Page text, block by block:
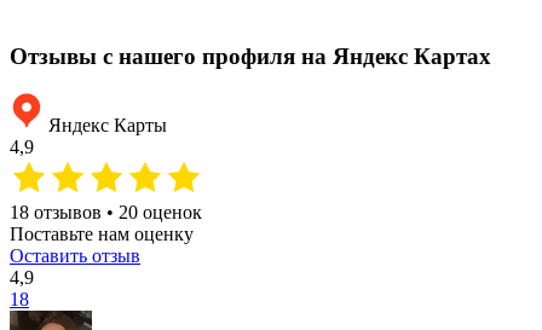
Отзывы с нашего профиля на Яндекс Картах
Яндекс Карты
4,9
18 отзывов • 20 оценок
Поставьте нам оценку
Оставить отзыв
4,9
18